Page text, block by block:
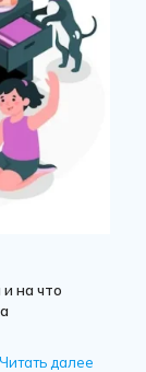
на что
Читать далее